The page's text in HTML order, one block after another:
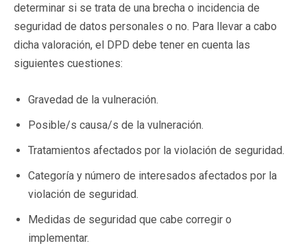
determinar si se trata de una brecha o incidencia de
seguridad de datos personales o no. Para llevar a cabo
dicha valoración, el DPD debe tener en cuenta las
siguientes cuestiones:
Gravedad de la vulneración.
Posible/s causa/s de la vulneración.
Tratamientos afectados por la violación de seguridad.
Categoría y número de interesados afectados por la
violación de seguridad.
Medidas de seguridad que cabe corregir o
implementar.